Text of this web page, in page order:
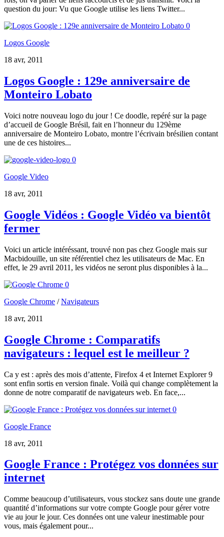
question du jour: Vu que Google utilise les liens Twitter...
0
Logos Google
18 avr, 2011
Logos Google : 129e anniversaire de
Monteiro Lobato
Voici notre nouveau logo du jour ! Ce doodle, repéré sur la page
d’accueil de Google Brésil, fait en l’honneur du 129ème
anniversaire de Monteiro Lobato, montre l’écrivain brésilien contant
une de ces histoires...
0
Google Video
18 avr, 2011
Google Vidéos : Google Vidéo va bientôt
fermer
Voici un article intéréssant, trouvé non pas chez Google mais sur
Macbidouille, un site référentiel chez les utilisateurs de Mac. En
effet, le 29 avril 2011, les vidéos ne seront plus disponibles à la...
0
Google Chrome /Navigateurs
18 avr, 2011
Google Chrome : Comparatifs
navigateurs : lequel est le meilleur ?
Ca y est : après des mois d’attente, Firefox 4 et Internet Explorer 9
sont enfin sortis en version finale. Voilà qui change complètement la
donne de notre comparatif de navigateurs web. En face,...
0
Google France
18 avr, 2011
Google France : Protégez vos données sur
internet
Comme beaucoup d’utilisateurs, vous stockez sans doute une grande
quantité d’informations sur votre compte Google pour gérer votre
vie au jour le jour. Ces données ont une valeur inestimable pour
vous, mais également pour...